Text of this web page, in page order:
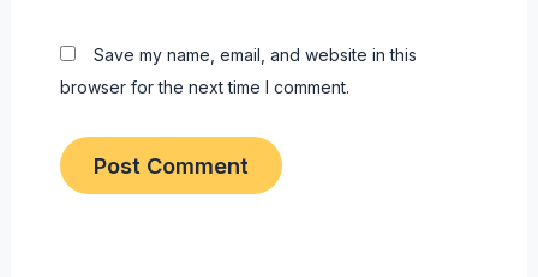
Save my name, email, and website in this
browser for the next time I comment.